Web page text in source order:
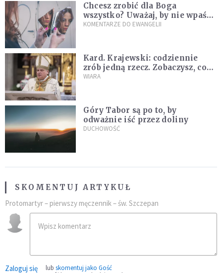
Chcesz zrobić dla Boga
wszystko? Uważaj, by nie wpaść
w groźną pułapkę
KOMENTARZE DO EWANGELII
Kard. Krajewski: codziennie
zrób jedną rzecz. Zobaczysz, co
stanie się z twoim życiem
WIARA
Góry Tabor są po to, by
odważnie iść przez doliny
DUCHOWOŚĆ
SKOMENTUJ ARTYKUŁ
Protomartyr – pierwszy męczennik – św. Szczepan
Zaloguj się lub skomentuj jako Gość